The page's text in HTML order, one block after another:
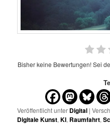
Bisher keine Bewertungen! Sei
Veröffentlicht unter Digital |
Digitale Kunst,KI, Raumfahrt,